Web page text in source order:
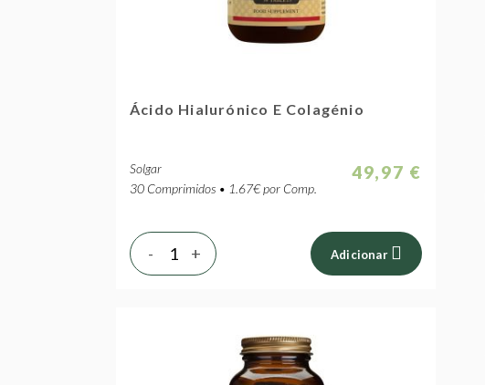
Ácido Hialurónico E Colagénio
Solgar
30 Comprimidos • 1.67€ por Comp.
49,97 €
+
- Adicionar